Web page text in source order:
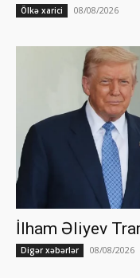
Ölkə xarici 08/08/2026
İlham Əliyev
Digər xəbərlər 08/08/2026